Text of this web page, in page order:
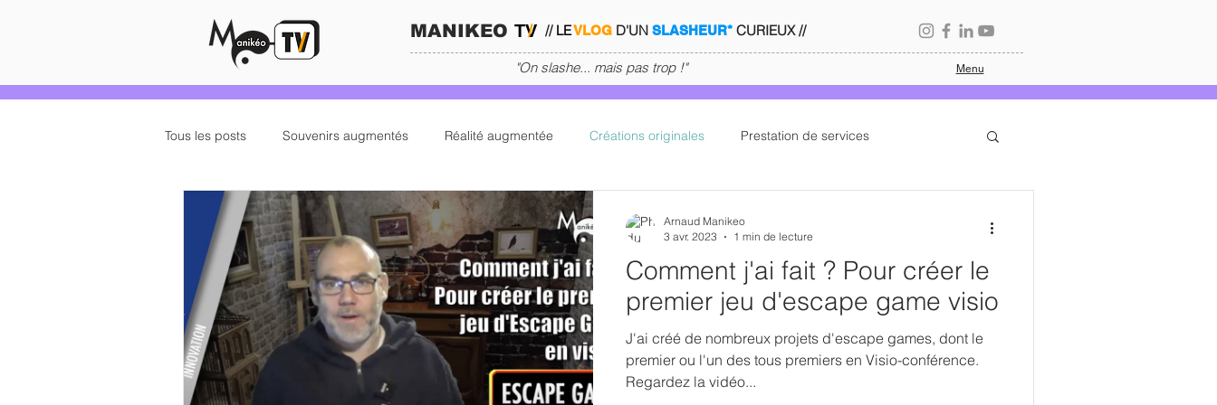
/ MANIKEO TV
/ //LEVLOG D'UN SLASHEUR* CURIEUX //
"On slashe... mais pas trop !" Menu
Tous les posts Souvenirs augmentés Réalité augmentée Créations originales Prestation de services
Audiovisuel Presse Manikeo Parcours Outils pour promotion
Manikeo Auteur Manikeo TV J'ai testé et kiffé Escape Game Comment j'ai fait ?
Comment j'ai fait ? Pour créer le
premier jeu d'escape game visio
J'ai créé de nombreux projets d'escape games, dont le
premier ou l'un des tous premiers en Visio-conférence.
Regardez la vidéo...
Arnaud Manikeo
3 avr. 2023
1 min de lecture